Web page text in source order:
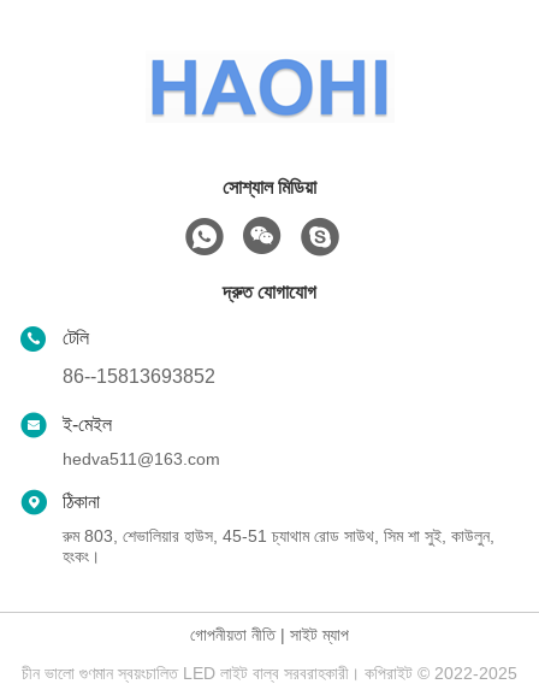
সোশ্যাল মিডিয়া
দ্রুত যোগাযোগ
টেলি
86--15813693852
ই-মেইল
hedva511@163.com
ঠিকানা
রুম 803, শেভালিয়ার হাউস, 45-51 চ্যাথাম রোড সাউথ, সিম শা সুই, কাউলুন,
হংকং।
গোপনীয়তা নীতি| সাইট ম্যাপ
চীন ভালো গুণমান স্বয়ংচালিত LED লাইট বাল্ব সরবরাহকারী। কপিরাইট © 2022-2025